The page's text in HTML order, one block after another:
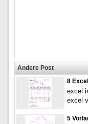
Andere Post
8
excel
excel
5